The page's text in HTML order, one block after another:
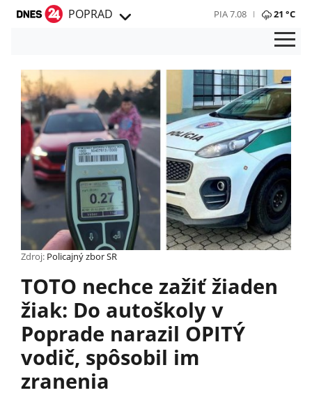
POPRAD PIA 7.08 21 °C
Zdroj: Policajný zbor SR
TOTO nechce zažiť žiaden
žiak: Do autoškoly v
Poprade narazil OPITÝ
vodič, spôsobil im
zranenia